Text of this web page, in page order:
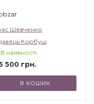
Шевченко
Корбуш
В наявності
500грн.
В КОШИК